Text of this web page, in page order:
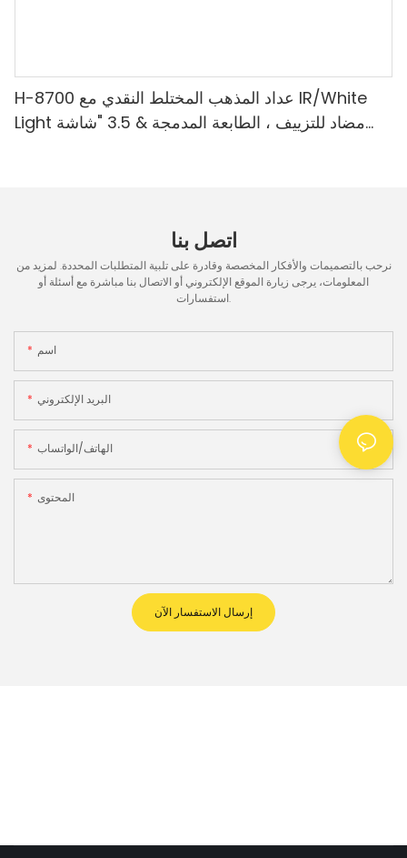
H-8700 عداد المذهب المختلط النقدي مع IR/White
Light مضاد للتزييف ، الطابعة المدمجة & 3.5 "شاشة
اتصل بنا
نرحب بالتصميمات والأفكار المخصصة وقادرة على تلبية المتطلبات المحددة. لمزيد من
المعلومات، يرجى زيارة الموقع الإلكتروني أو الاتصال بنا مباشرة مع أسئلة أو
استفسارات.
اسم
البريد الإلكتروني
الهاتف/الواتساب
المحتوى
إرسال الاستفسار الآن